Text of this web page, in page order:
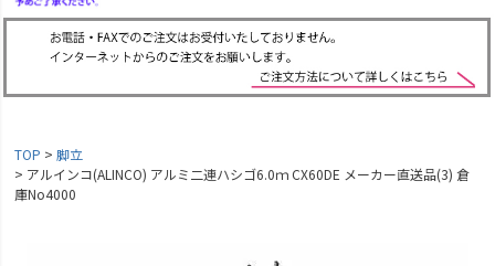
TOP
脚立
アルインコ(ALINCO) アルミ二連ハシゴ6.0ｍ CX60DE メーカー直送品(3) 倉
庫No4000